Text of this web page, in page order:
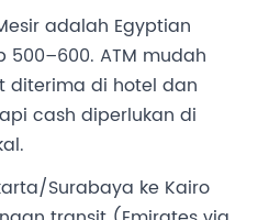
adalah Egyptian
500–600. ATM mudah
diterima di hotel dan
cash diperlukan di
Surabaya ke Kairo